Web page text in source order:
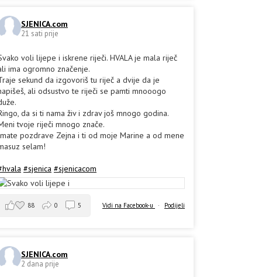
SJENICA.com
21 sati prije
voli lijepe i iskrene riječi. HVALA je mala riječ
ima ogromno značenje.
sekund da izgovoriš tu riječ a dvije da je
ali odsustvo te riječi se pamti mnooogo
da si ti nama živ i zdrav još mnogo godina.
tvoje riječi mnogo znače.
pozdrave Zejna i ti od moje Marine a od mene
selam!
#sjenica #sjenicacom
Vidi na Facebook-u · Podijeli
88 0 5
SJENICA.com
2 dana prije